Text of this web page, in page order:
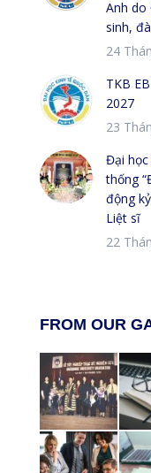
Anh do
sinh,
24
TKB
2027
23
Đại học
thống
động
Liệt sĩ
22
FROM OUR